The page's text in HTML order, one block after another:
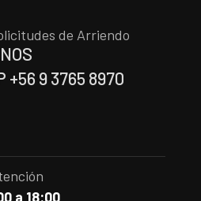
de Arriendo
+56 9 3765 8970
a 18:00